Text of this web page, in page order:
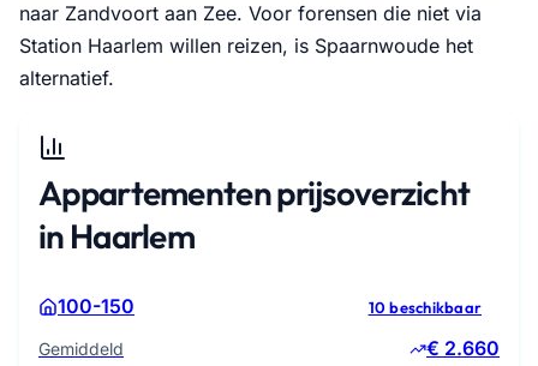
naar Zandvoort aan Zee. Voor forensen die niet via
Station Haarlem willen reizen, is Spaarnwoude het
alternatief.
Appartementen prijsoverzicht
in Haarlem
100-150 10 beschikbaar
Gemiddeld € 2.660